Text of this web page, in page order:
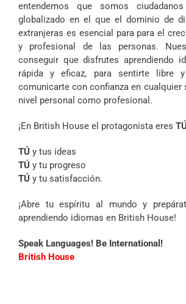
entendemos que somos
globalizado en el que el dominio de
extranjeras es esencial para para el
y profesional de las personas.
conseguir que disfrutes aprendiendo
rápida y eficaz, para sentirte libre
comunicarte con confianza en cualquier
nivel personal como profesional.
¡En British House el protagonista eres
TÚ y tus ideas
TÚ y tu progreso
TÚ y tu satisfacción.
¡Abre tu espíritu al mundo y
aprendiendo idiomas en British House!
Speak Languages! Be International!
British House